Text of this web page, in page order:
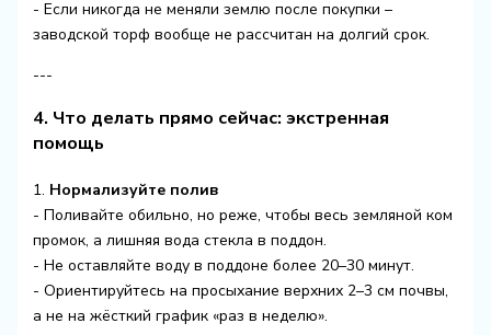
- Если никогда не меняли землю после покупки –
заводской торф вообще не рассчитан на долгий срок.
---
4. Что делать прямо сейчас: экстренная
помощь
1. Нормализуйте полив
- Поливайте обильно, но реже, чтобы весь земляной ком
промок, а лишняя вода стекла в поддон.
- Не оставляйте воду в поддоне более 20–30 минут.
- Ориентируйтесь на просыхание верхних 2–3 см почвы,
а не на жёсткий график «раз в неделю».